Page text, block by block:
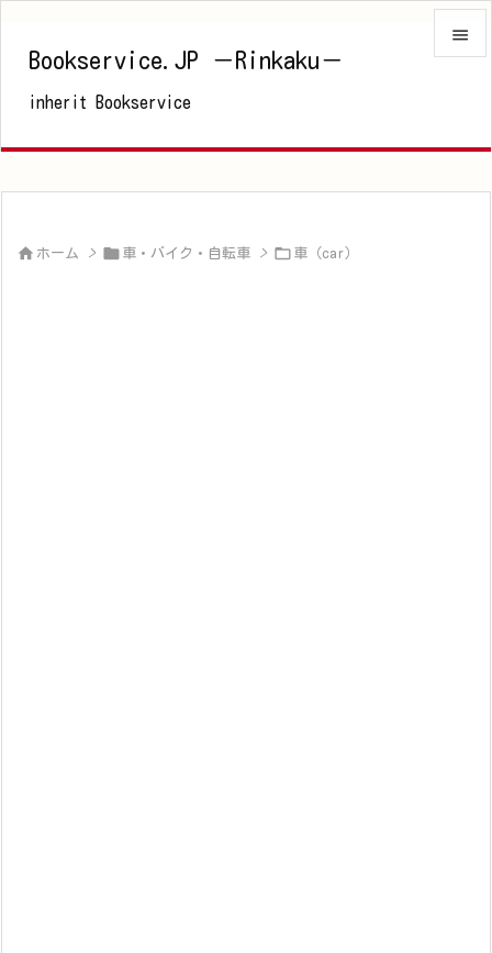
Bookservice.JP －Rinkaku－
inherit Bookservice


 ホーム >  車・バイク・自転車 >  車（car）